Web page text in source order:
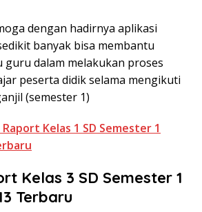
dengan hadirnya aplikasi
banyak bisa membantu
dalam melakukan proses
peserta didik selama mengikuti
(semester 1)
Kelas 1 SD Semester 1
Kelas 3 SD Semester 1
Terbaru